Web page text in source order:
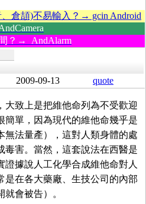
倉頡)不易輸入？→ gcin Android
？→ AndAlarm
2009-09-13 quote
大致上是把維他命列為不受歡迎
簡單，因為現代的維他命幾乎是
無法量產），這對人類身體的處
毒害。當然，這套說法在西醫是
證據說人工化學合成維他命對人
是在各大藥廠、生技公司的內部
會被告）。